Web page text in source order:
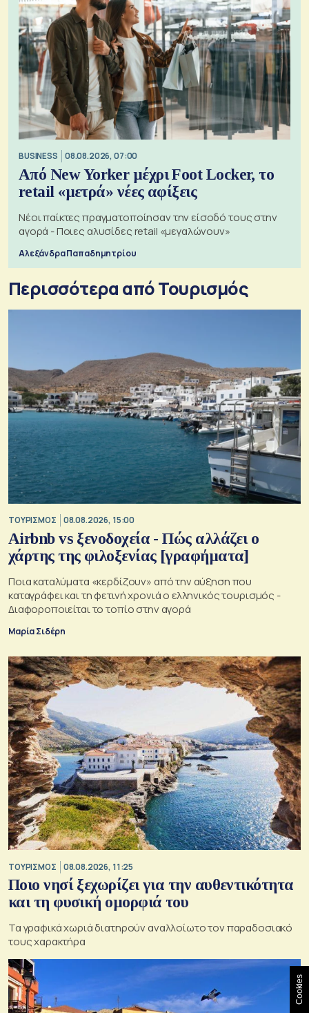
BUSINESS 08.08.2026, 07:00
Από New Yorker μέχρι Foot Locker, το
retail «μετρά» νέες αφίξεις
Νέοι παίκτες πραγματοποίησαν την είσοδό τους στην
αγορά - Ποιες αλυσίδες retail «μεγαλώνουν»
Αλεξάνδρα Παπαδημητρίου
Περισσότερα από Τουρισμός
ΤΟΥΡΙΣΜΟΣ 08.08.2026, 15:00
Airbnb vs ξενοδοχεία - Πώς αλλάζει ο
χάρτης της φιλοξενίας [γραφήματα]
Ποια καταλύματα «κερδίζουν» από την αύξηση που
καταγράφει και τη φετινή χρονιά ο ελληνικός τουρισμός -
Διαφοροποιείται το τοπίο στην αγορά
Μαρία Σιδέρη
ΤΟΥΡΙΣΜΟΣ 08.08.2026, 11:25
Ποιο νησί ξεχωρίζει για την αυθεντικότητα
και τη φυσική ομορφιά του
Τα γραφικά χωριά διατηρούν αναλλοίωτο τον παραδοσιακό
τους χαρακτήρα
Cookies